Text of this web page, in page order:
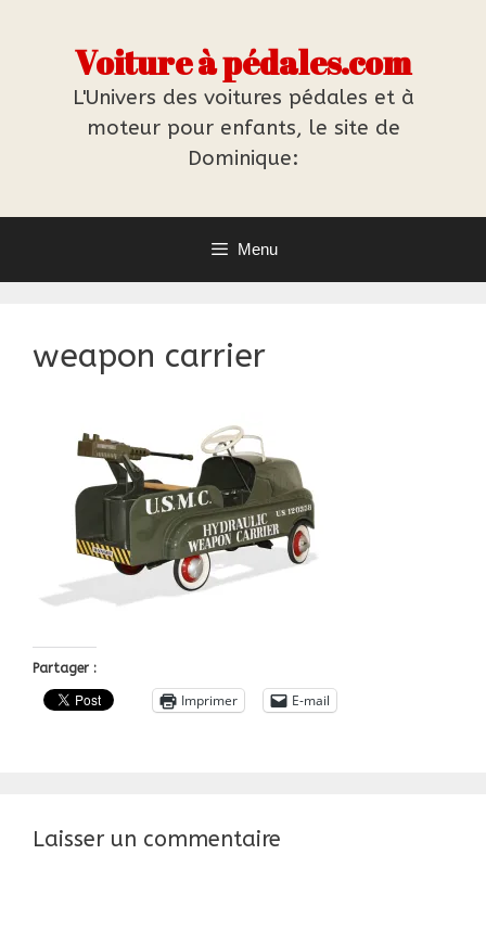
Voiture à pédales.com
L'Univers des voitures pédales et à
moteur pour enfants, le site de
Dominique:
Menu
weapon carrier
Partager :
Imprimer E-mail
Laisser un commentaire